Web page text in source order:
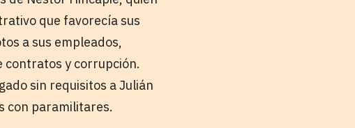
que favorecía sus
a sus empleados,
contratos y corrupción.
sin requisitos a Julián
con paramilitares.